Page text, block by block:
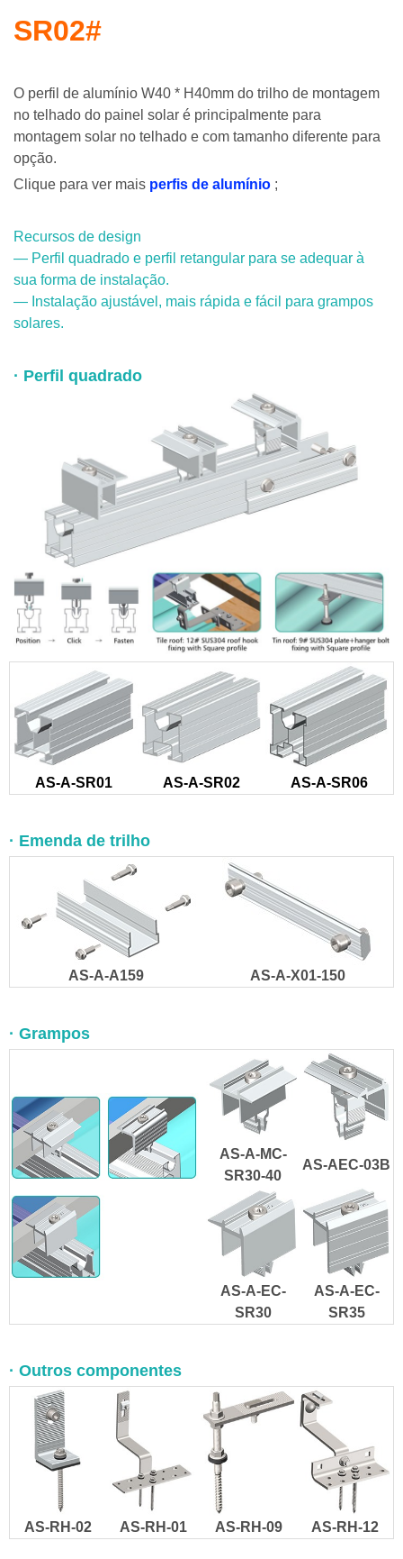
SR02#
O perfil de alumínio W40 * H40mm do trilho de montagem
no telhado do painel solar é principalmente para
montagem solar no telhado e com tamanho diferente para
opção.
Clique para ver mais perfis de alumínio ;
Recursos de design
— Perfil quadrado e perfil retangular para se adequar à
sua forma de instalação.
— Instalação ajustável, mais rápida e fácil para grampos
solares.
· Perfil quadrado
AS-A-SR01 AS-A-SR02 AS-A-SR06
· Emenda de trilho
AS-A-A159 AS-A-X01-150
· Grampos
AS-A-MC-
SR30-40
AS-AEC-03B
AS-A-EC-
SR30
AS-A-EC-
SR35
· Outros componentes
AS-RH-02 AS-RH-01 AS-RH-09 AS-RH-12